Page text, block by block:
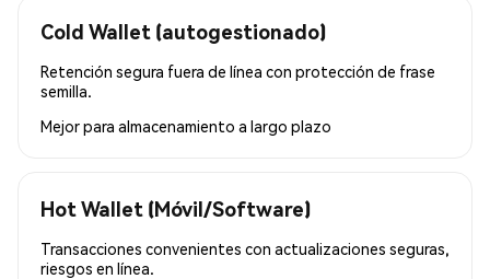
Cold Wallet (autogestionado)
Retención segura fuera de línea con protección de frase
semilla.
Mejor para almacenamiento a largo plazo
Hot Wallet (Móvil/Software)
Transacciones convenientes con actualizaciones seguras,
riesgos en línea.